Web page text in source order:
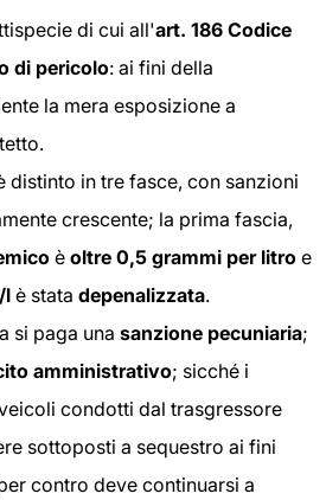
di cui all'art. 186 Codice
di pericolo: ai fini della
la mera esposizione a
distinto in tre fasce, con sanzioni
crescente; la prima fascia,
è oltre 0,5 grammi per litro e
l è stata depenalizzata.
si paga una sanzione pecuniaria;
amministrativo; sicché i
condotti dal trasgressore
sottoposti a sequestro ai fini
contro deve continuarsi a